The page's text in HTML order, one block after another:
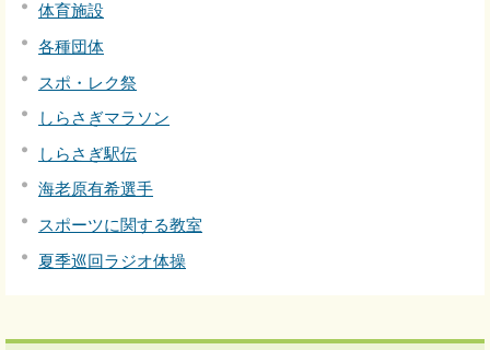
体育施設
各種団体
スポ・レク祭
しらさぎマラソン
しらさぎ駅伝
海老原有希選手
スポーツに関する教室
夏季巡回ラジオ体操